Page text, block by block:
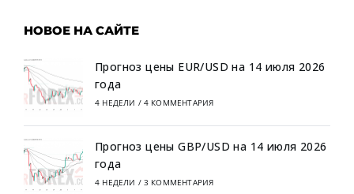
НОВОЕ НА САЙТЕ
Прогноз цены EUR/USD на 14 июля 2026
года
4 НЕДЕЛИ / 4 КОММЕНТАРИЯ
Прогноз цены GBP/USD на 14 июля 2026
года
4 НЕДЕЛИ / 3 КОММЕНТАРИЯ